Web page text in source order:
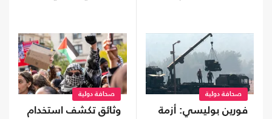
صحافة دولية
فورين بوليسي: أزمة
صحافة دولية
وثائق تكشف استخدام